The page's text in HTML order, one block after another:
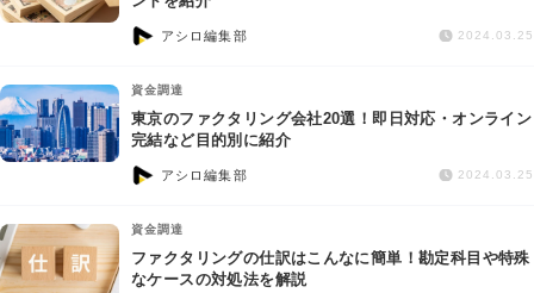
アシロ編集部 2024.03.25
資金調達
東京のファクタリング会社20選！即日対応・オンライン
完結など目的別に紹介
アシロ編集部 2024.03.25
資金調達
ファクタリングの仕訳はこんなに簡単！勘定科目や特殊
なケースの対処法を解説